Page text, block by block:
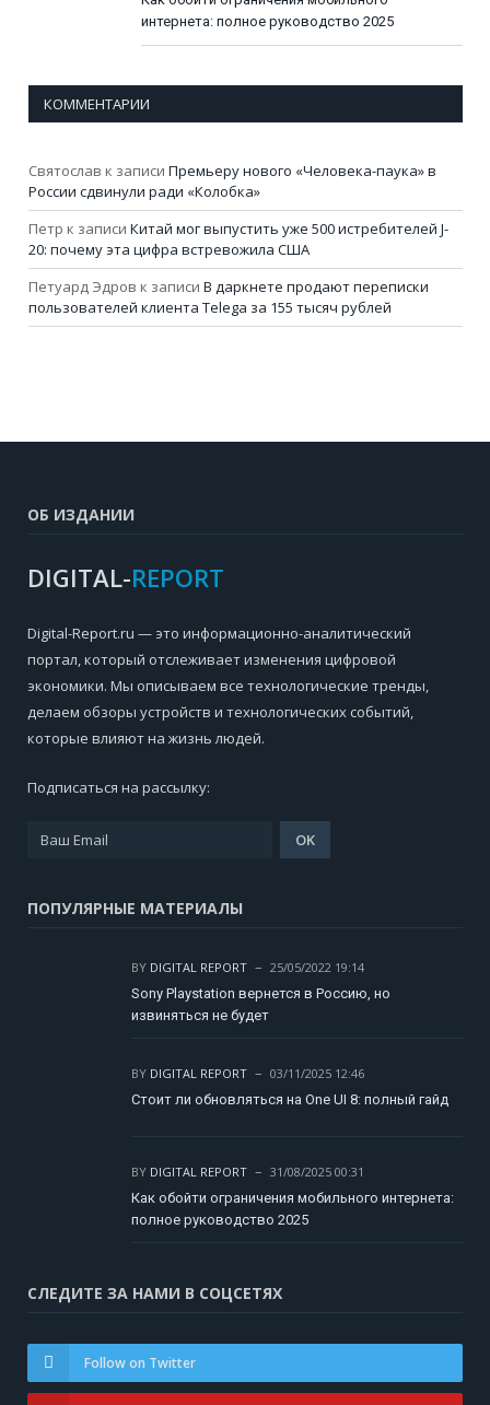
интернета: полное руководство 2025
КОММЕНТАРИИ
Святослав к записи Премьеру нового «Человека-паука» в
России сдвинули ради «Колобка»
Петр к записи Китай мог выпустить уже 500 истребителей J-
20: почему эта цифра встревожила США
Петуард Эдров к записи В даркнете продают переписки
пользователей клиента Telega за 155 тысяч рублей
ОБ ИЗДАНИИ
DIGITAL-REPORT
Digital-Report.ru — это информационно-аналитический
портал, который отслеживает изменения цифровой
экономики. Мы описываем все технологические тренды,
делаем обзоры устройств и технологических событий,
которые влияют на жизнь людей.
Подписаться на рассылку:
ПОПУЛЯРНЫЕ МАТЕРИАЛЫ
BY DIGITAL REPORT
25/05/2022 19:14
Sony Playstation вернется в Россию, но
извиняться не будет
BY DIGITAL REPORT
03/11/2025 12:46
Стоит ли обновляться на One UI 8: полный гайд
BY DIGITAL REPORT
31/08/2025 00:31
Как обойти ограничения мобильного интернета:
полное руководство 2025
СЛЕДИТЕ ЗА НАМИ В СОЦСЕТЯХ
Follow on Twitter